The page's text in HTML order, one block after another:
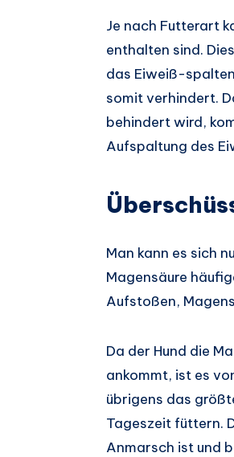
Je nach Futterart
enthalten sind.
das Eiweiß-
somit verhindert.
behindert wird,
Aufspaltung des
Man kann es sich
Magensäure
Aufstoßen,
Da der Hund die
ankommt, ist es
übrigens das
Tageszeit füttern.
Anmarsch ist und